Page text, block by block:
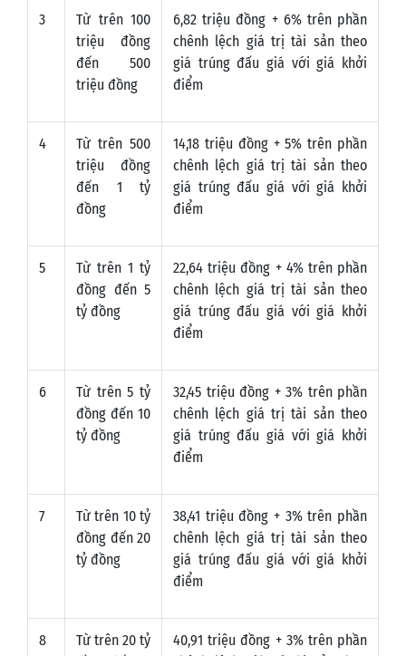
3
Từ trên 100
triệu đồng
đến 500
triệu đồng
6,82 triệu đồng + 6% trên phần
chênh lệch giá trị tài sản theo
giá trúng đấu giá với giá khởi
điểm
4
Từ trên 500
triệu đồng
đến 1 tỷ
đồng
14,18 triệu đồng + 5% trên phần
chênh lệch giá trị tài sản theo
giá trúng đấu giá với giá khởi
điểm
5
Từ trên 1 tỷ
đồng đến 5
tỷ đồng
22,64 triệu đồng + 4% trên phần
chênh lệch giá trị tài sản theo
giá trúng đấu giá với giá khởi
điểm
6
Từ trên 5 tỷ
đồng đến 10
tỷ đồng
32,45 triệu đồng + 3% trên phần
chênh lệch giá trị tài sản theo
giá trúng đấu giá với giá khởi
điểm
7
Từ trên 10 tỷ
đồng đến 20
tỷ đồng
38,41 triệu đồng + 3% trên phần
chênh lệch giá trị tài sản theo
giá trúng đấu giá với giá khởi
điểm
8
Từ trên 20 tỷ
40,91 triệu đồng + 3% trên phần